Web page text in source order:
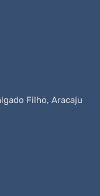
Filho, Aracaju